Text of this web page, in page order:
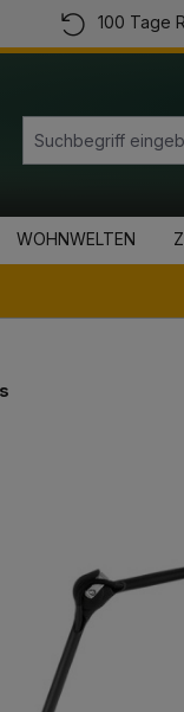
100 Tage
WOHNWELTEN